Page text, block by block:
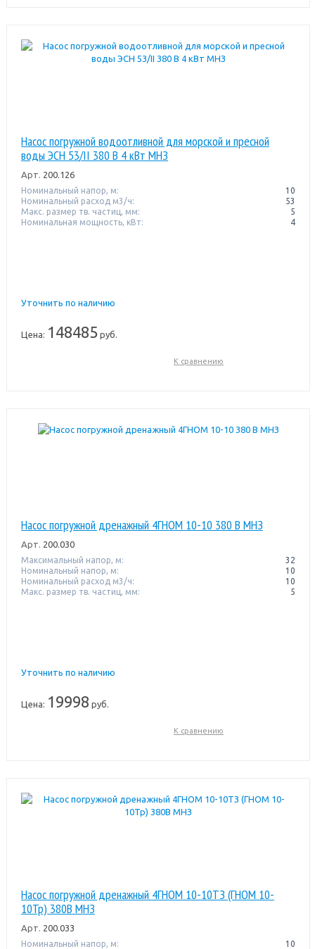
Насос погружной водоотливной для морской и пресной
воды ЭСН 53/II 380 В 4 кВт МНЗ
Арт. 200.126
Номинальный напор, м:
10
Номинальный расход м3/ч:
53
Макс. размер тв. частиц, мм:
5
Номинальная мощность, кВт:
4
Уточнить по наличию
Цена: 148485 руб.
К сравнению
Насос погружной дренажный 4ГНОМ 10-10 380 В МНЗ
Арт. 200.030
Максимальный напор, м:
32
Номинальный напор, м:
10
Номинальный расход м3/ч:
10
Макс. размер тв. частиц, мм:
5
Уточнить по наличию
Цена: 19998 руб.
К сравнению
Насос погружной дренажный 4ГНОМ 10-10ТЗ (ГНОМ 10-
10Тр) 380В МНЗ
Арт. 200.033
Номинальный напор, м: 10